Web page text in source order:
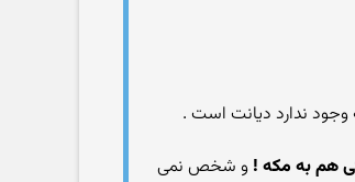
وجود ندارد دیانت است .
هم به مکه ! و شخص نمی